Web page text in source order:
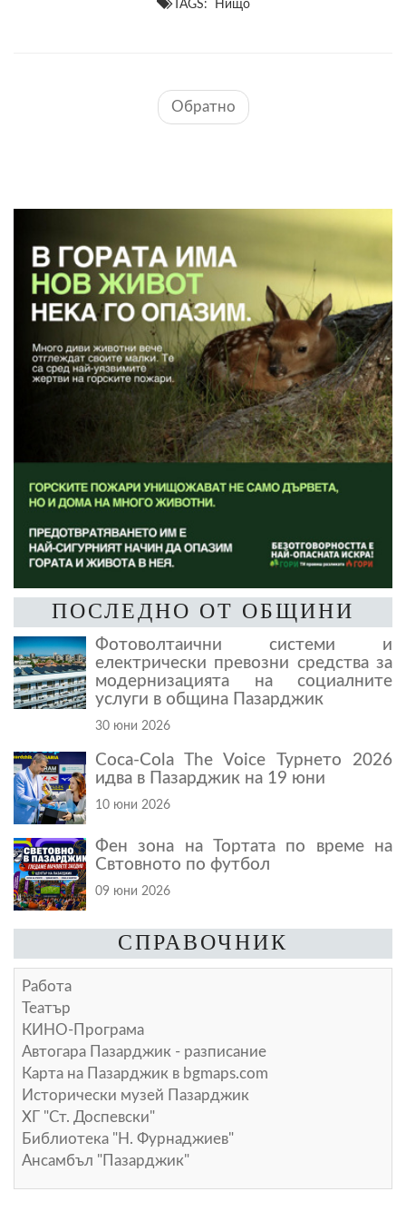
TAGS: Нищо
Обратно
ПОСЛЕДНО ОТ ОБЩИНИ
Фотоволтаични системи и
електрически превозни средства за
модернизацията на социалните
услуги в община Пазарджик
30 юни 2026
Coca-Cola The Voice Турнето 2026
идва в Пазарджик на 19 юни
10 юни 2026
Фен зона на Тортата по време на
Свтовното по футбол
09 юни 2026
СПРАВОЧНИК
Работа
Театър
КИНО-Програма
Автогара Пазарджик - разписание
Карта на Пазарджик в bgmaps.com
Исторически музей Пазарджик
ХГ "Ст. Доспевски"
Библиотека "Н. Фурнаджиев"
Ансамбъл "Пазарджик"